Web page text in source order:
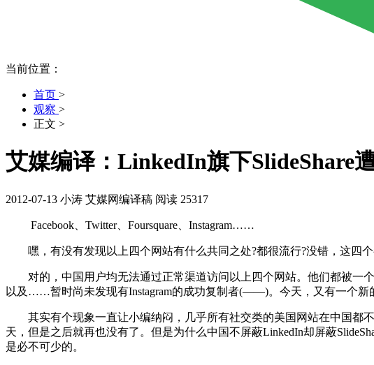
当前位置：
首页 >
观察 >
正文 >
艾媒编译：LinkedIn旗下SlideShare
2012-07-13 小涛 艾媒网编译稿 阅读 25317
Facebook、Twitter、Foursquare、Instagram……
嘿，有没有发现以上四个网站有什么共同之处?都很流行?没错，这四
对的，中国用户均无法通过正常渠道访问以上四个网站。他们都被一个
以及……暂时尚未发现有Instagram的成功复制者(——)。今天，又有一个新
其实有个现象一直让小编纳闷，几乎所有社交类的美国网站在中国都不
天，但是之后就再也没有了。但是为什么中国不屏蔽LinkedIn却屏蔽
是必不可少的。